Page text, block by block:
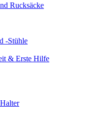
Rucksäcke
-Stühle
& Erste Hilfe